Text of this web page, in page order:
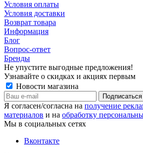
Условия оплаты
Условия доставки
Возврат товара
Информация
Блог
Вопрос-ответ
Бренды
Не упустите выгодные предложения!
Узнавайте о скидках и акциях первым
Новости магазина
Я согласен/согласна на получение
материалов и на обработку
Мы в социальных сетях
Вконтакте